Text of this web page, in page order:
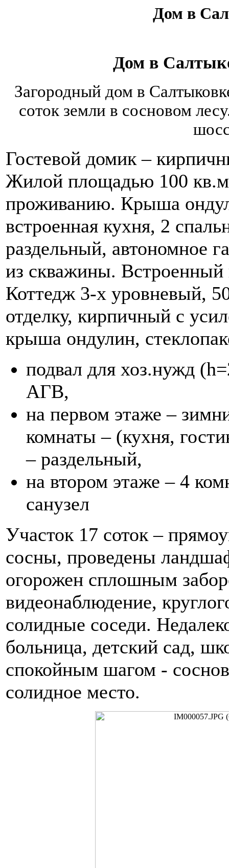
Дом в
Дом в
Загородный дом в
соток земли в сосновом
Гостевой домик –
Жилой площадью 100 кв.м,
проживанию. Крыша
встроенная кухня, 2
раздельный, автономное
из скважины.
Коттедж 3-х уровневый,
отделку, кирпичный с
крыша ондулин,
подвал для хоз.нужд
АГВ,
на первом этаже –
комнаты – (кухня,
– раздельный,
на втором этаже – 4
санузел
Участок 17 соток –
сосны, проведены
огорожен сплошным
видеонаблюдение,
солидные соседи.
больница, детский сад,
спокойным шагом -
солидное место.